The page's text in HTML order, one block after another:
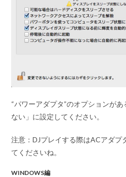
“パワーアダプタ”のオプションが
ない」 に設定してください。
注意 ：DJプレイする際はACアダ
てくださいね。
WINDOWS編